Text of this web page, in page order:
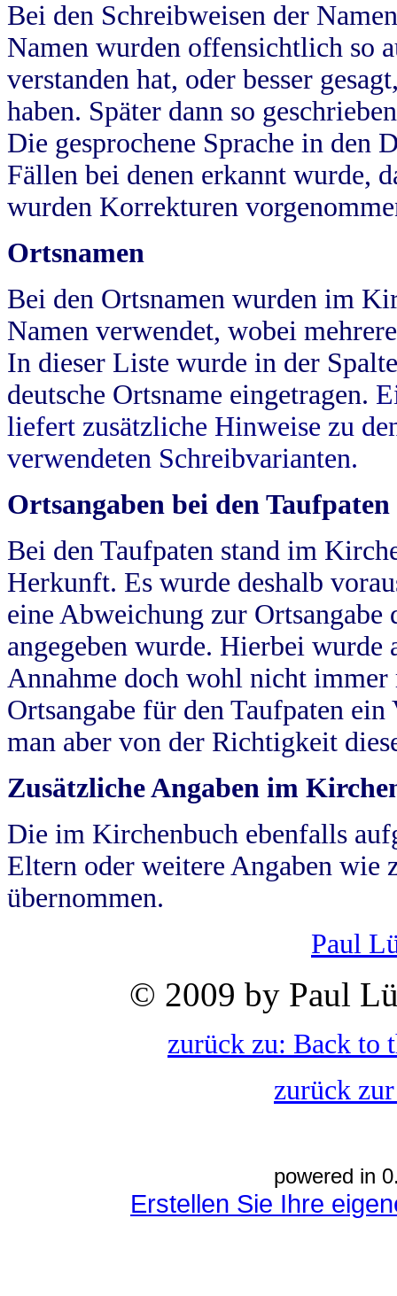
Bei den Schreibweisen der
Namen wurden offensichtlich so
verstanden hat, oder besser
haben. Später dann so
Die gesprochene Sprache in
Fällen bei denen erkannt wurde,
wurden Korrekturen
Ortsnamen
Bei den Ortsnamen wurden im
Namen verwendet, wobei
In dieser Liste wurde in der
deutsche Ortsname eingetragen.
liefert zusätzliche Hinweise zu
verwendeten Schreibvarianten.
Ortsangaben bei den Taufpaten
Bei den Taufpaten stand im
Herkunft. Es wurde deshalb
eine Abweichung zur
angegeben wurde. Hierbei wurde
Annahme doch wohl nicht
Ortsangabe für den Taufpaten
man aber von der Richtigkeit
Zusätzliche Angaben im
Die im Kirchenbuch ebenfalls
Eltern oder weitere Angaben wie
übernommen.
Paul
© 2009 by Paul
zurück zu: Back to
zurück
powered in
Erstellen Sie Ihre